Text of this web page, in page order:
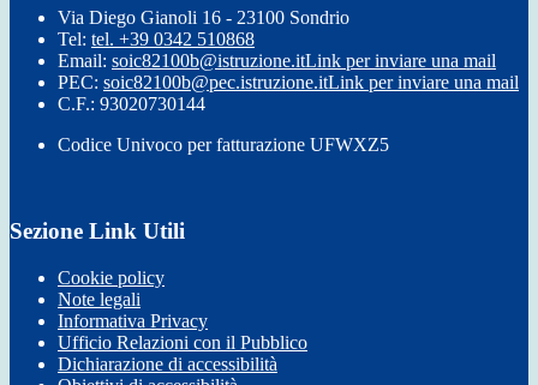
Via Diego Gianoli 16 - 23100 Sondrio
Tel: tel. +39 0342 510868
Email: soic82100b@istruzione.itLink per inviare una mail
PEC: soic82100b@pec.istruzione.itLink per inviare una mail
C.F.: 93020730144
Codice Univoco per fatturazione UFWXZ5
Sezione Link Utili
Cookie policy
Note legali
Informativa Privacy
Ufficio Relazioni con il Pubblico
Dichiarazione di accessibilità